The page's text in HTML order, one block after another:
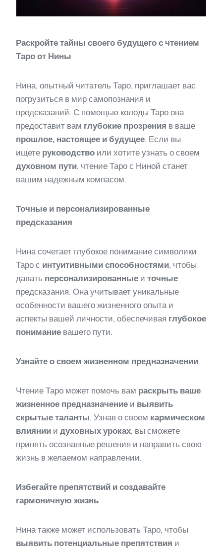
Раскройте тайны своего будущего с чтением
Таро от Нины
Нина, опытный читатель Таро, приглашает вас
погрузиться в мир самопознания и
предсказаний. С помощью колоды Таро она
предоставит вам глубокие прозрения в ваше
прошлое, настоящее и будущее. Если вы
ищете руководство или хотите узнать о своем
духовном пути, чтение Таро с Ниной станет
вашим надежным компасом.
Точные и персонализированные
предсказания
Нина сочетает глубокое понимание символики
Таро с интуитивными способностями, чтобы
давать персонализированные и точные
предсказания. Она учитывает уникальные
особенности вашего жизненного опыта и
аспекты вашей личности, обеспечивая глубокое
понимание вашего пути.
Узнайте о своем жизненном предназначении
Чтение Таро может помочь вам раскрыть ваше
жизненное предназначение и выявить
скрытые таланты. Узнав о своем кармическом
влиянии и духовных уроках, вы сможете
принять осознанные решения и направить свою
жизнь в желаемом направлении.
Избегайте препятствий и создавайте
гармоничную жизнь
Нина также может использовать Таро, чтобы
выявить потенциальные препятствия и